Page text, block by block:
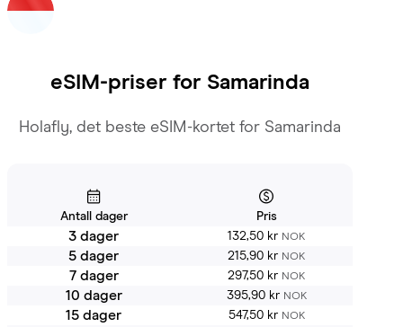
eSIM-priser for Samarinda
Holafly, det beste eSIM-kortet for Samarinda
Antall dager Pris
3 dager 132,50 kr NOK
5 dager 215,90 kr NOK
7 dager 297,50 kr NOK
10 dager 395,90 kr NOK
15 dager 547,50 kr NOK